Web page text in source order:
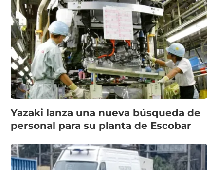
Yazaki lanza una nueva búsqueda de
personal para su planta de Escobar